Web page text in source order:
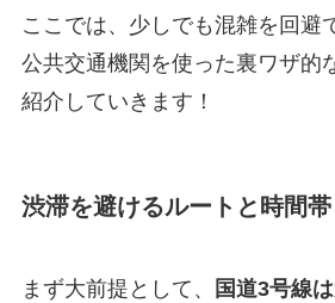
ここでは、少しでも混雑を回避
公共交通機関を使った裏ワザ的
紹介していきます！
渋滞を避けるルートと時間帯
まず大前提として、 国道3号線